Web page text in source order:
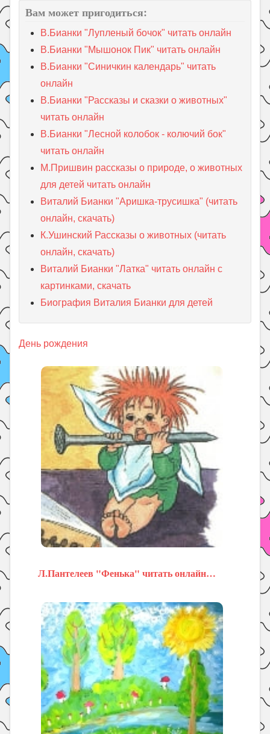
Вам может пригодиться:
В.Бианки "Лупленый бочок" читать онлайн
В.Бианки "Мышонок Пик" читать онлайн
В.Бианки "Синичкин календарь" читать
онлайн
В.Бианки "Рассказы и сказки о животных"
читать онлайн
В.Бианки "Лесной колобок - колючий бок"
читать онлайн
М.Пришвин рассказы о природе, о животных
для детей читать онлайн
Виталий Бианки "Аришка-трусишка" (читать
онлайн, скачать)
К.Ушинский Рассказы о животных (читать
онлайн, скачать)
Виталий Бианки "Латка" читать онлайн с
картинками, скачать
Биография Виталия Бианки для детей
День рождения
Л.Пантелеев "Фенька" читать онлайн…